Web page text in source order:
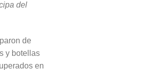
del
de
y botellas
en